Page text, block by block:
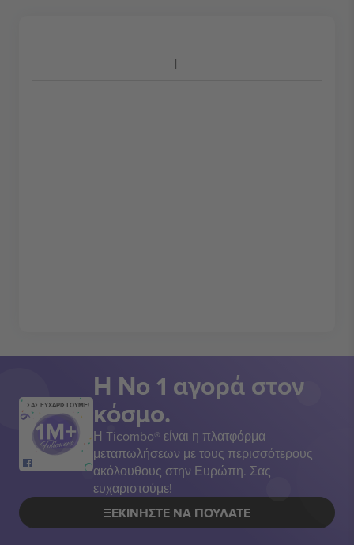
ΣΑΣ ΕΥΧΑΡΙΣΤΟΥΜΕ!
Η Νο 1 αγορά στον
κόσμο.
Η Ticombo® είναι η πλατφόρμα
μεταπωλήσεων με τους περισσότερους
ακόλουθους στην Ευρώπη. Σας
ευχαριστούμε!
ΞΕΚΙΝΉΣΤΕ ΝΑ ΠΟΥΛΆΤΕ